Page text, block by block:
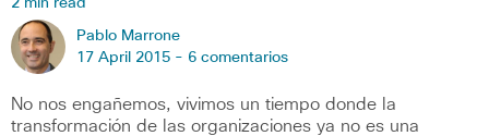
Pablo Marrone
17 April 2015 - 6 comentarios
No nos engañemos, vivimos un tiempo donde la
transformación de las organizaciones ya no es una